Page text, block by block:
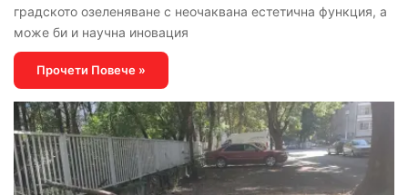
градското озеленяване с неочаквана естетична функция, а
може би и научна иновация
Прочети Повече »